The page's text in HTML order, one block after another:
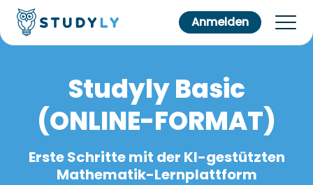
Anmelden
Studyly Basic
(ONLINE-FORMAT)
Erste Schritte mit der KI-gestützten
Mathematik-Lernplattform